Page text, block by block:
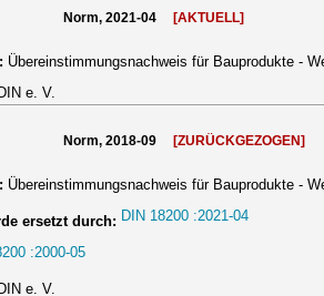
Norm, 2021-04 [AKTUELL]
Übereinstimmungsnachweis für Bauprodukte -
DIN e. V.
Norm, 2018-09 [ZURÜCKGEZOGEN]
Übereinstimmungsnachweis für Bauprodukte -
ersetzt durch: DIN 18200 :2021-04
:2000-05
DIN e. V.